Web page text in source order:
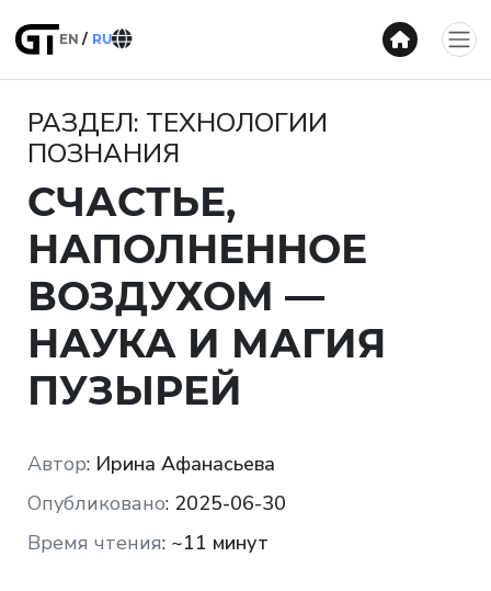
EN RU
РАЗДЕЛ: ТЕХНОЛОГИИ
ПОЗНАНИЯ
СЧАСТЬЕ,
НАПОЛНЕННОЕ
ВОЗДУХОМ —
НАУКА И МАГИЯ
ПУЗЫРЕЙ
Автор: Ирина Афанасьева
Опубликовано: 2025-06-30
Время чтения: ~11 минут